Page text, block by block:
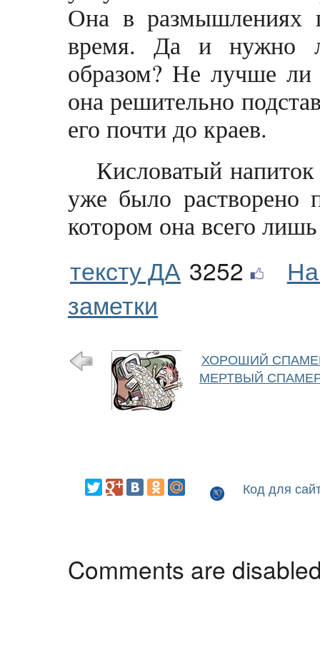
Она в размышлениях
время. Да и нужно
образом? Не лучше
она решительно
его почти до краев.
Кисловатый
уже было растворено
котором она всего
тексту ДА 3252
заметки
ХОРОШИЙ
МЕРТВЫЙ
Код для
Comments are